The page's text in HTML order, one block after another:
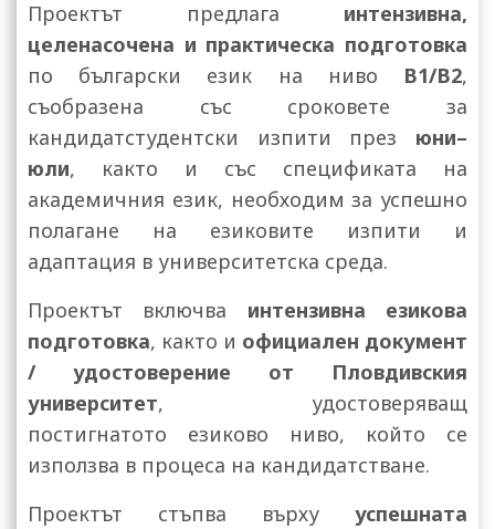
Проектът предлага интензивна,
целенасочена и практическа подготовка
по български език на ниво B1/B2,
съобразена със сроковете за
кандидатстудентски изпити през юни–
юли, както и със спецификата на
академичния език, необходим за успешно
полагане на езиковите изпити и
адаптация в университетска среда.
Проектът включва интензивна езикова
подготовка, както и официален документ
/ удостоверение от Пловдивския
университет, удостоверяващ
постигнатото езиково ниво, който се
използва в процеса на кандидатстване.
Проектът стъпва върху успешната